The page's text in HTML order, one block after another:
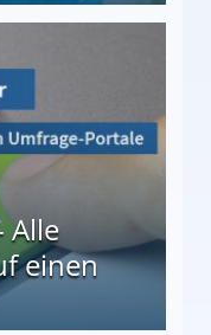
Alle
einen